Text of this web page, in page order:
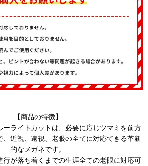
【商品の特徴】
ーライトカットは、必要に応じツマミを前方
、近視、遠視、老眼の全てに対応できる革新
的なメガネです。
行が落ち着くまでの生涯全ての老眼に対応可